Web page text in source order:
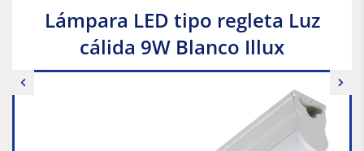
Lámpara LED tipo regleta Luz
cálida 9W Blanco Illux